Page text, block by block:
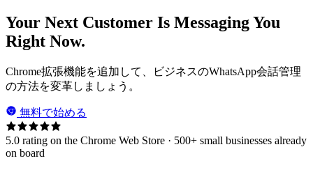
Your Next Customer Is Messaging You
Right Now.
Chrome拡張機能を追加して、ビジネスのWhatsApp会話管理
の方法を変革しましょう。
無料で始める
5.0 rating on the Chrome Web Store · 500+ small businesses already
on board